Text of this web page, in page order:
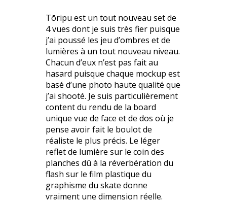
Tōripu est un tout nouveau set de
4 vues dont je suis très fier puisque
j’ai poussé les jeu d’ombres et de
lumières à un tout nouveau niveau.
Chacun d’eux n’est pas fait au
hasard puisque chaque mockup est
basé d’une photo haute qualité que
j’ai shooté. Je suis particulièrement
content du rendu de la board
unique vue de face et de dos où je
pense avoir fait le boulot de
réaliste le plus précis. Le léger
reflet de lumière sur le coin des
planches dû à la réverbération du
flash sur le film plastique du
graphisme du skate donne
vraiment une dimension réelle.